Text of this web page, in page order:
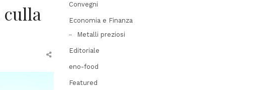
culla
Share
post
Convegni
Economia e Finanza
Metalli preziosi
Editoriale
eno-food
Featured